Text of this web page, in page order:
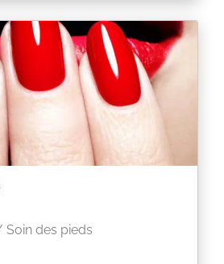
Soin des pieds